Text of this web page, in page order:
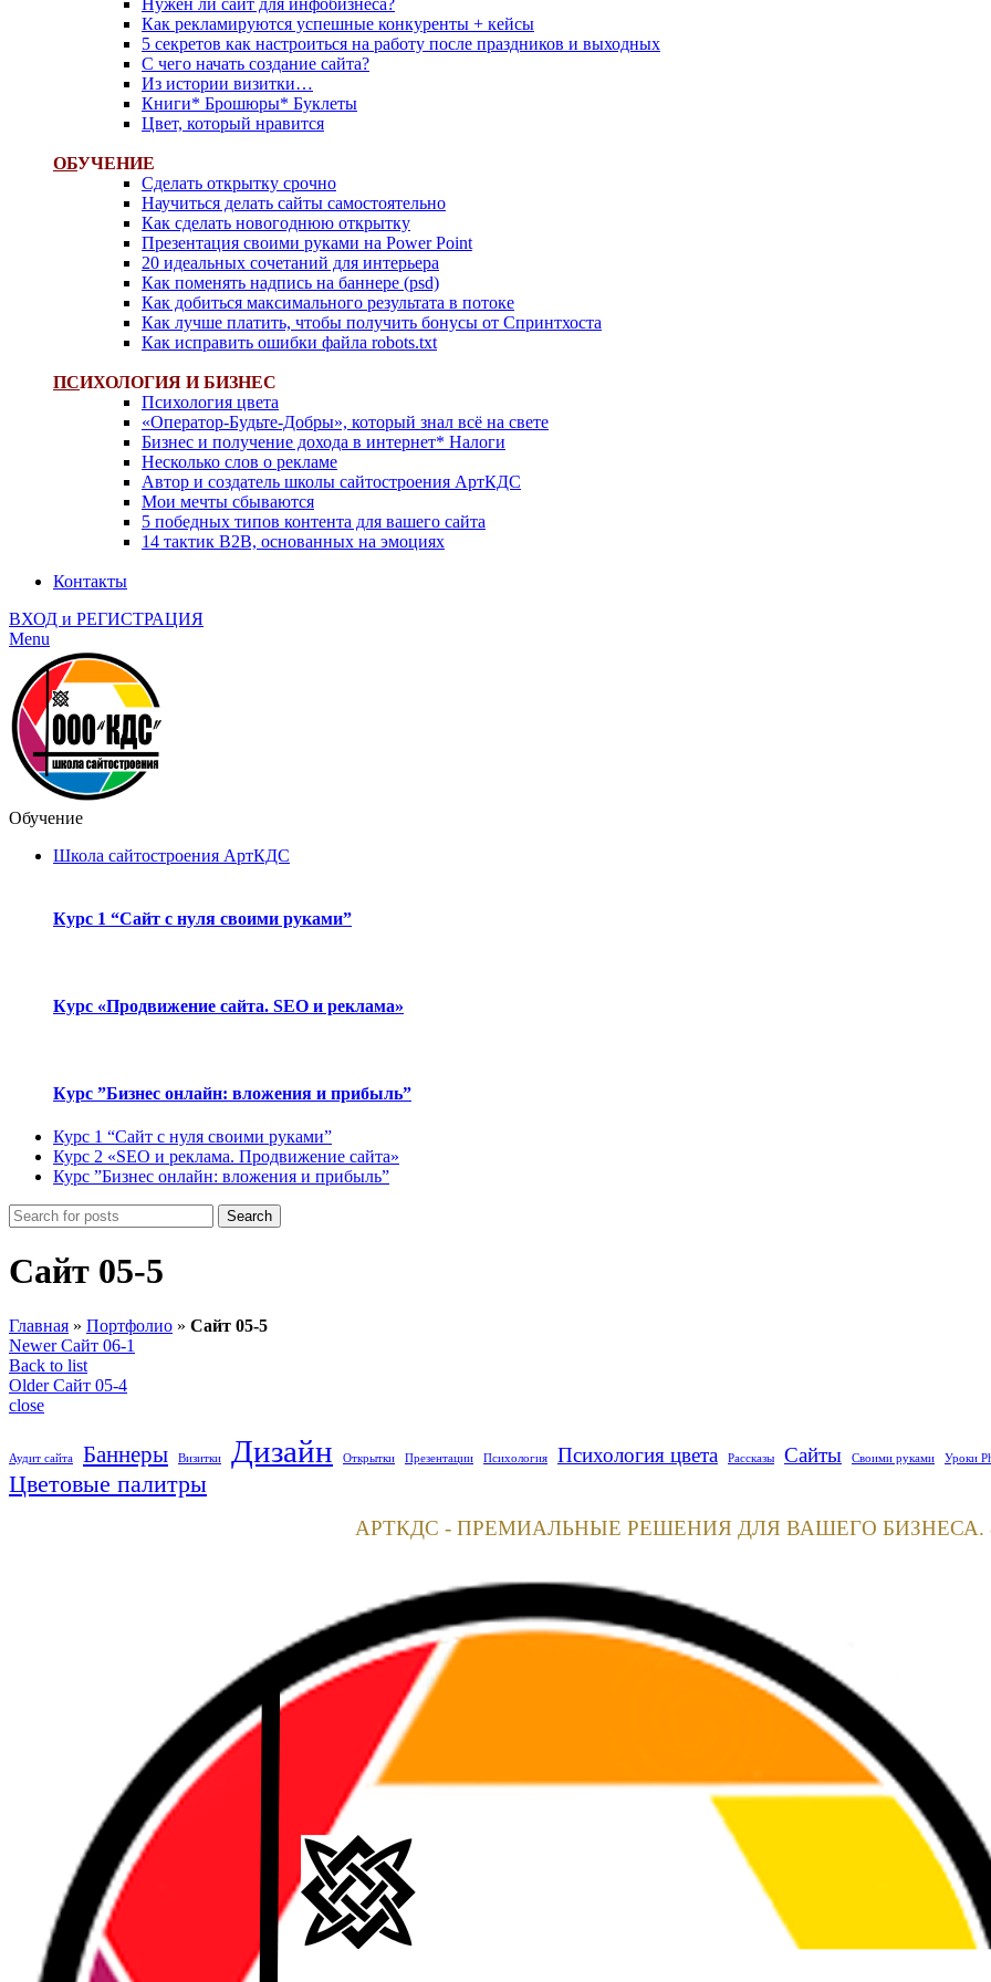
Нужен ли сайт для инфобизнеса?
Как рекламируются успешные конкуренты + кейсы
5 секретов как настроиться на работу после праздников и выходных
С чего начать создание сайта?
Из истории визитки…
Книги* Брошюры* Буклеты
Цвет, который нравится
ОБУЧЕНИЕ
Сделать открытку срочно
Научиться делать сайты самостоятельно
Как сделать новогоднюю открытку
Презентация своими руками на Power Point
20 идеальных сочетаний для интерьера
Как поменять надпись на баннере (psd)
Как добиться максимального результата в потоке
Как лучше платить, чтобы получить бонусы от Спринтхоста
Как исправить ошибки файла robots.txt
ПСИХОЛОГИЯ И БИЗНЕС
Психология цвета
«Оператор-Будьте-Добры», который знал всё на свете
Бизнес и получение дохода в интернет* Налоги
Несколько слов о рекламе
Автор и создатель школы сайтостроения АртКДС
Мои мечты сбываются
5 победных типов контента для вашего сайта
14 тактик B2B, основанных на эмоциях
Контакты
ВХОД и РЕГИСТРАЦИЯ
Menu
Обучение
Школа сайтостроения АртКДС
Курс 1 “Сайт с нуля своими руками”
Курс «Продвижение сайта. SEO и реклама»
Курс ”Бизнес онлайн: вложения и прибыль”
Курс 1 “Сайт с нуля своими руками”
Курс 2 «SEO и реклама. Продвижение сайта»
Курс ”Бизнес онлайн: вложения и прибыль”
Search
Сайт 05-5
Главная » Портфолио » Сайт 05-5
Newer Сайт 06-1
Back to list
Older Сайт 05-4
close
Аудит сайта Баннеры Визитки Дизайн Открытки Презентации Психология Психология цвета Рассказы Сайты Своими руками Уроки
Цветовые палитры
АРТКДС - ПРЕМИАЛЬНЫЕ РЕШЕНИЯ ДЛЯ ВАШЕГО БИЗНЕСА.